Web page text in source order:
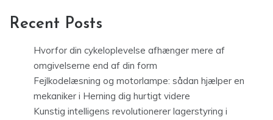
Recent Posts
Hvorfor din cykeloplevelse afhænger mere af
omgivelserne end af din form
Fejlkodelæsning og motorlampe: sådan hjælper en
mekaniker i Herning dig hurtigt videre
Kunstig intelligens revolutionerer lagerstyring i